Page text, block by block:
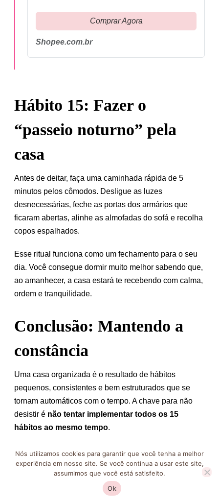
Comprar Agora
Shopee.com.br
Hábito 15: Fazer o
“passeio noturno” pela
casa
Antes de deitar, faça uma caminhada rápida de 5
minutos pelos cômodos. Desligue as luzes
desnecessárias, feche as portas dos armários que
ficaram abertas, alinhe as almofadas do sofá e recolha
copos espalhados.
Esse ritual funciona como um fechamento para o seu
dia. Você consegue dormir muito melhor sabendo que,
ao amanhecer, a casa estará te recebendo com calma,
ordem e tranquilidade.
Conclusão: Mantendo a
constância
Uma casa organizada é o resultado de hábitos
pequenos, consistentes e bem estruturados que se
tornam automáticos com o tempo. A chave para não
desistir é não tentar implementar todos os 15
hábitos ao mesmo tempo.
Escolha três ou quatro que mais fazem sentido para a
sua rotina atual. Quando eles já fizerem parte do seu
dia de forma natural (como escovar os dentes),
adicione mais um ou dois gradualmente. Essa
Nós utilizamos cookies para garantir que você tenha a melhor
experiência em nosso site. Se você continua a usar este site,
assumimos que você está satisfeito.
Ok